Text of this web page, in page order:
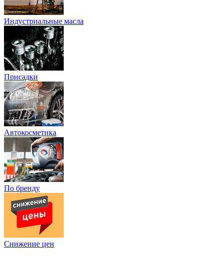
Индустриальные масла
Присадки
Автокосметика
По бренду
Снижение цен